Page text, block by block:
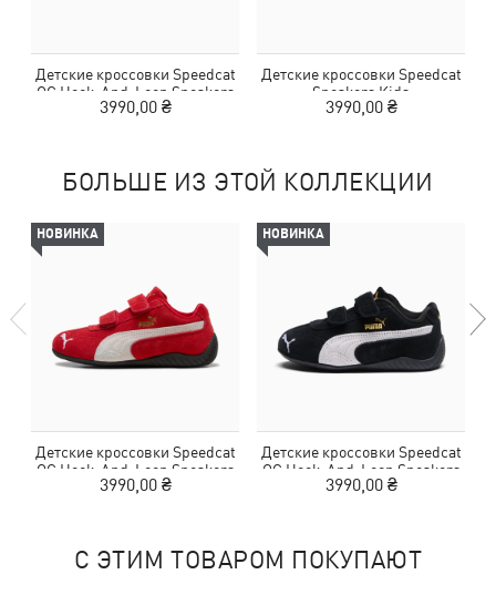
Детские кроссовки Speedcat
OG Hook-And-Loop Sneakers
Kids
3990,00 ₴
Детские кроссовки Speedcat
Sneakers Kids
3990,00 ₴
БОЛЬШЕ ИЗ ЭТОЙ КОЛЛЕКЦИИ
НОВИНКА
Детские кроссовки Speedcat
OG Hook-And-Loop Sneakers
Kids
3990,00 ₴
НОВИНКА
Детские кроссовки Speedcat
OG Hook-And-Loop Sneakers
Kids
3990,00 ₴
С ЭТИМ ТОВАРОМ ПОКУПАЮТ